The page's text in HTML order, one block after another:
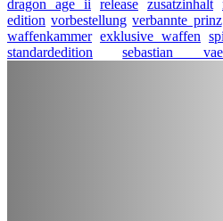
dragon age ii release zusatzinhalt
edition vorbestellung verbannte prinz
waffenkammer exklusive waffen
standardedition
sebastian